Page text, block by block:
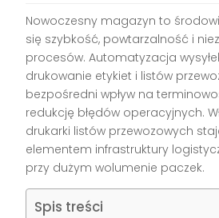
Nowoczesny magazyn to
się szybkość, powtarzalność i
procesów. Automatyzacja
drukowanie etykiet i listów
bezpośredni wpływ na
redukcję błędów operacyjnych.
drukarki listów przewozowych
elementem infrastruktury
przy dużym wolumenie paczek.
Spis treści